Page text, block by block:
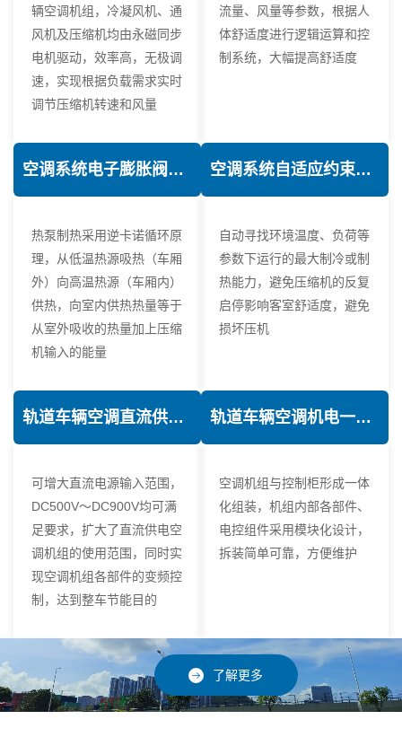
辆空调机组，冷凝风机、通
风机及压缩机均由永磁同步
电机驱动，效率高，无极调
速，实现根据负载需求实时
调节压缩机转速和风量
流量、风量等参数，根据人
体舒适度进行逻辑运算和控
制系统，大幅提高舒适度
空调系统电子膨胀阀热力学优化技术
热泵制热采用逆卡诺循环原
理，从低温热源吸热（车厢
外）向高温热源（车厢内）
供热，向室内供热热量等于
从室外吸收的热量加上压缩
机输入的能量
空调系统自适应约束控制技术
自动寻找环境温度、负荷等
参数下运行的最大制冷或制
热能力，避免压缩机的反复
启停影响客室舒适度，避免
损坏压机
轨道车辆空调直流供电技术
可增大直流电源输入范围，
DC500V～DC900V均可满
足要求，扩大了直流供电空
调机组的使用范围，同时实
现空调机组各部件的变频控
制，达到整车节能目的
轨道车辆空调机电一体化技术
空调机组与控制柜形成一体
化组装，机组内部各部件、
电控组件采用模块化设计，
拆装简单可靠，方便维护
了解更多